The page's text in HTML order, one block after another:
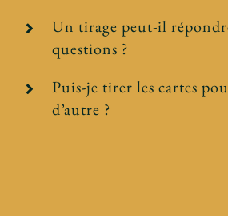
Un tirage peut-il
questions ?
Puis-je tirer les cartes
d’autre ?